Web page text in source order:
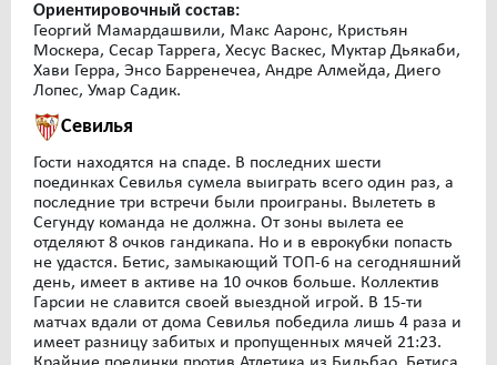
Ориентировочный состав:
Георгий Мамардашвили, Макс Ааронс, Кристьян
Москера, Сесар Таррега, Хесус Васкес, Муктар Дьякаби,
Хави Герра, Энсо Барренечеа, Андре Алмейда, Диего
Лопес, Умар Садик.
Cевилья
Гости находятся на спаде. В последних шести
поединках Севилья сумела выиграть всего один раз, а
последние три встречи были проиграны. Вылететь в
Сегунду команда не должна. От зоны вылета ее
отделяют 8 очков гандикапа. Но и в еврокубки попасть
не удастся. Бетис, замыкающий ТОП-6 на сегодняшний
день, имеет в активе на 10 очков больше. Коллектив
Гарсии не славится своей выездной игрой. В 15-ти
матчах вдали от дома Севилья победила лишь 4 раза и
имеет разницу забитых и пропущенных мячей 21:23.